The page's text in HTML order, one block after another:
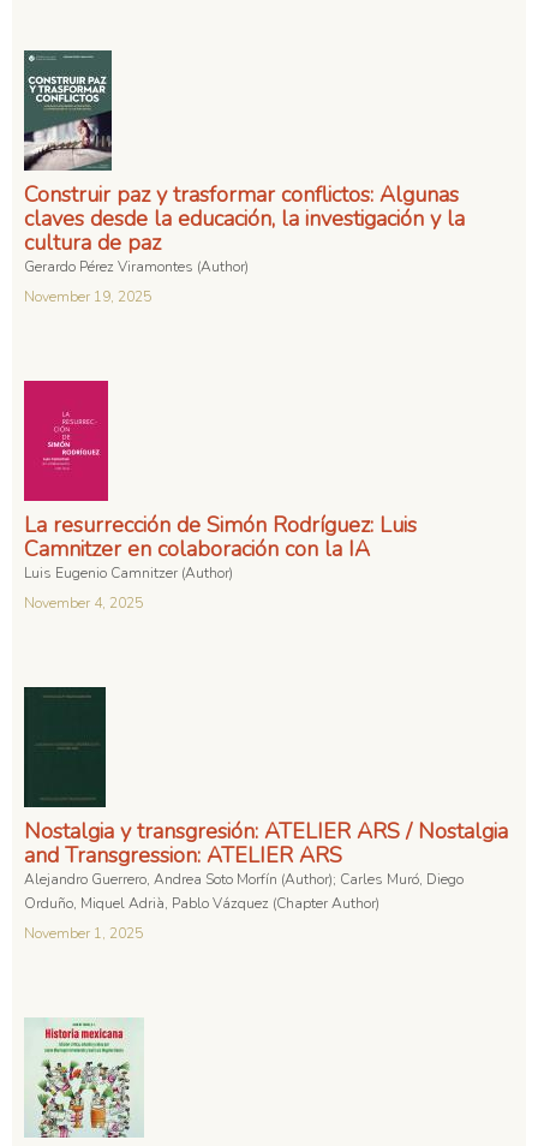
Construir paz y trasformar conflictos: Algunas
claves desde la educación, la investigación y la
cultura de paz
Gerardo Pérez Viramontes (Author)
November 19, 2025
La resurrección de Simón Rodríguez: Luis
Camnitzer en colaboración con la IA
Luis Eugenio Camnitzer (Author)
November 4, 2025
Nostalgia y transgresión: ATELIER ARS / Nostalgia
and Transgression: ATELIER ARS
Alejandro Guerrero, Andrea Soto Morfín (Author); Carles Muró, Diego
Orduño, Miquel Adrià, Pablo Vázquez (Chapter Author)
November 1, 2025